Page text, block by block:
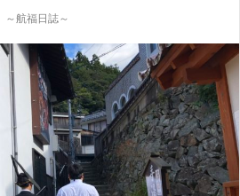
温
泉
ケ
ジ
ュ
ー
有
福
ス
タ
有
福
珈
有
福
べ
航福日誌～